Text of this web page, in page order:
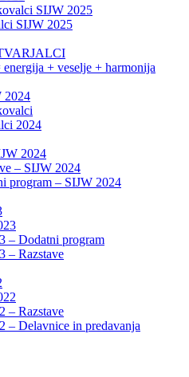
SIJW 2025
SIJW 2025
+ veselje + harmonija
2024
2024
2024
– SIJW 2024
program – SIJW 2024
– Dodatni program
– Razstave
– Razstave
– Delavnice in predavanja